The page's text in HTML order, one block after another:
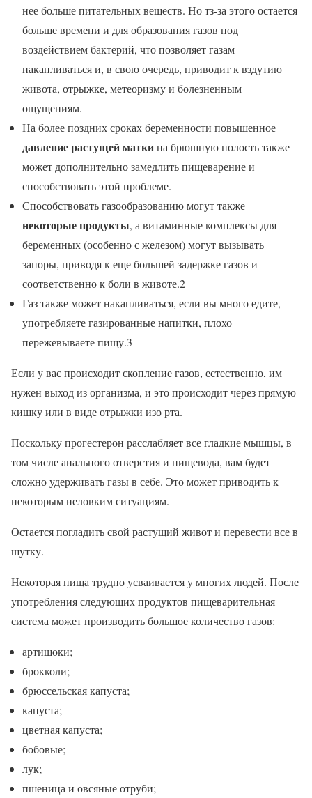
нее больше питательных веществ. Но тз-за этого остается
больше времени и для образования газов под
воздействием бактерий, что позволяет газам
накапливаться и, в свою очередь, приводит к вздутию
живота, отрыжке, метеоризму и болезненным
ощущениям.
На более поздних сроках беременности повышенное
давление растущей маткина брюшную полость также
может дополнительно замедлить пищеварение и
способствовать этой проблеме.
Способствовать газообразованию могут также
некоторые продукты, а витаминные комплексы для
беременных (особенно с железом) могут вызывать
запоры, приводя к еще большей задержке газов и
соответственно к боли в животе.2
Газ также может накапливаться, если вы много едите,
употребляете газированные напитки, плохо
пережевываете пищу.3
Если у вас происходит скопление газов, естественно, им
нужен выход из организма, и это происходит через прямую
кишку или в виде отрыжки изо рта.
Поскольку прогестерон расслабляет все гладкие мышцы, в
том числе анального отверстия и пищевода, вам будет
сложно удерживать газы в себе. Это может приводить к
некоторым неловким ситуациям.
Остается погладить свой растущий живот и перевести все в
шутку.
Некоторая пища трудно усваивается у многих людей. После
употребления следующих продуктов пищеварительная
система может производить большое количество газов:
артишоки;
брокколи;
брюссельская капуста;
капуста;
цветная капуста;
бобовые;
лук;
пшеница и овсяные отруби;